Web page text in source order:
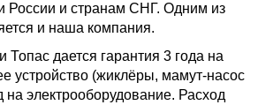
России и странам СНГ. Одним из
и наша компания.
Топас дается гарантия 3 года на
устройство (жиклёры, мамут-насос
на электрооборудование. Расход